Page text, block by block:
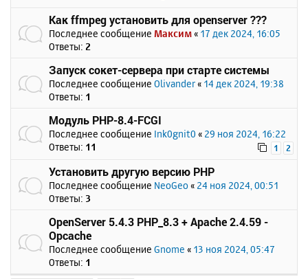
Как ffmpeg установить для openserver ???
Последнее сообщение Максим « 17 дек 2024, 16:05
Ответы: 2
Запуск сокет-сервера при старте системы
Последнее сообщение Olivander « 14 дек 2024, 19:38
Ответы: 1
Модуль PHP-8.4-FCGI
Последнее сообщение Ink0gnit0 « 29 ноя 2024, 16:22
Ответы: 11 1 2
Установить другую версию PHP
Последнее сообщение NeoGeo « 24 ноя 2024, 00:51
Ответы: 3
OpenServer 5.4.3 PHP_8.3 + Apache 2.4.59 -
Opcache
Последнее сообщение Gnome « 13 ноя 2024, 05:47
Ответы: 1